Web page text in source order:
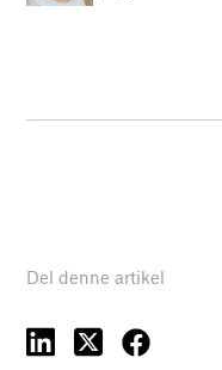
Del denne artikel